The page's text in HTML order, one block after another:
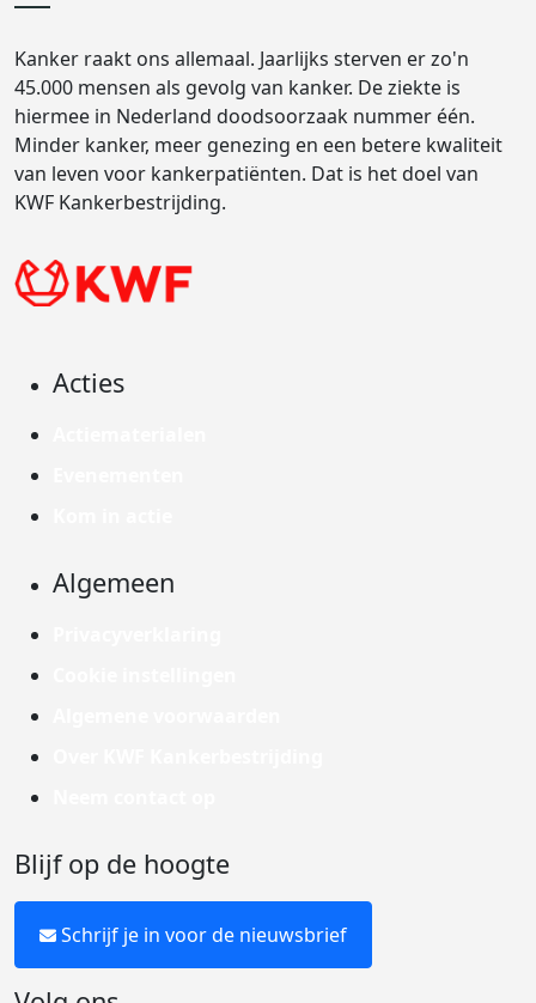
Kanker raakt ons allemaal. Jaarlijks sterven er zo'n
45.000 mensen als gevolg van kanker. De ziekte is
hiermee in Nederland doodsoorzaak nummer één.
Minder kanker, meer genezing en een betere kwaliteit
van leven voor kankerpatiënten. Dat is het doel van
KWF Kankerbestrijding.
Acties
Algemeen
Blijf op de hoogte
Schrijf je in voor de nieuwsbrief